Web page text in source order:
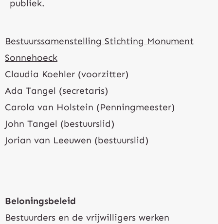
publiek.
Bestuurssamenstelling Stichting Monument
Sonnehoeck
Claudia Koehler (voorzitter)
Ada Tangel (secretaris)
Carola van Holstein (Penningmeester)
John Tangel (bestuurslid)
Jorian van Leeuwen (bestuurslid)
Beloningsbeleid
Bestuurders en de vrijwilligers werken